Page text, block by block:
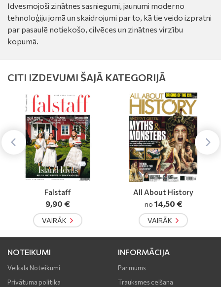
Idvesmojoši zinātnes sasniegumi, jaunumi moderno
tehnoloģiju jomā un skaidrojumi par to, kā tie veido izpratni
par pasaulē notiekošo, cilvēces un zinātnes virzību
kopumā.
CITI IZDEVUMI ŠAJĀ KATEGORIJĀ
All About History
no14,50 €
VAIRĀK
Astronomy
no11,40 €
VAIRĀK
NOTEIKUMI
Veikala Noteikumi
Privātuma politika
INFORMĀCIJA
Par mums
Trauksmes celšana